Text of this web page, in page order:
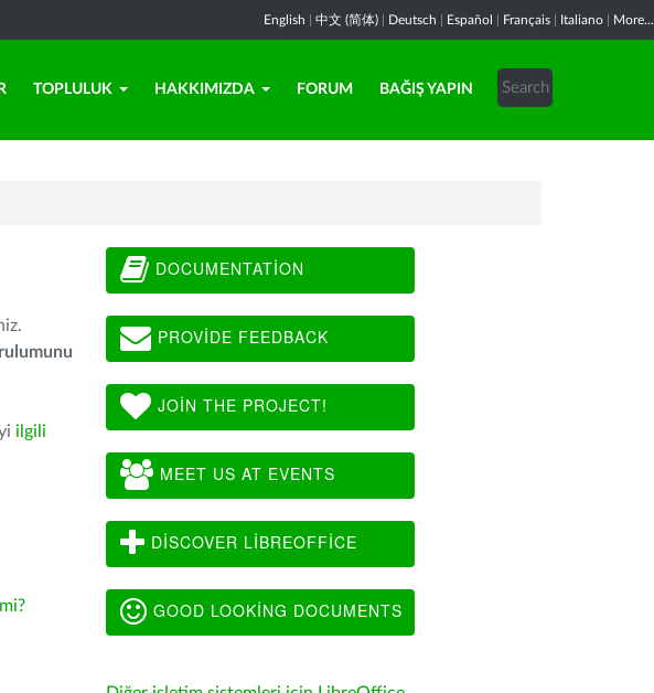
English 中文 (简体) Deutsch Español Français Italiano More...
TOPLULUK HAKKIMIZDA FORUM BAĞIŞ YAPIN
ilgili
DOCUMENTATION
PROVIDE FEEDBACK
JOIN THE PROJECT!
MEET US AT EVENTS
DISCOVER LIBREOFFICE
GOOD LOOKING DOCUMENTS